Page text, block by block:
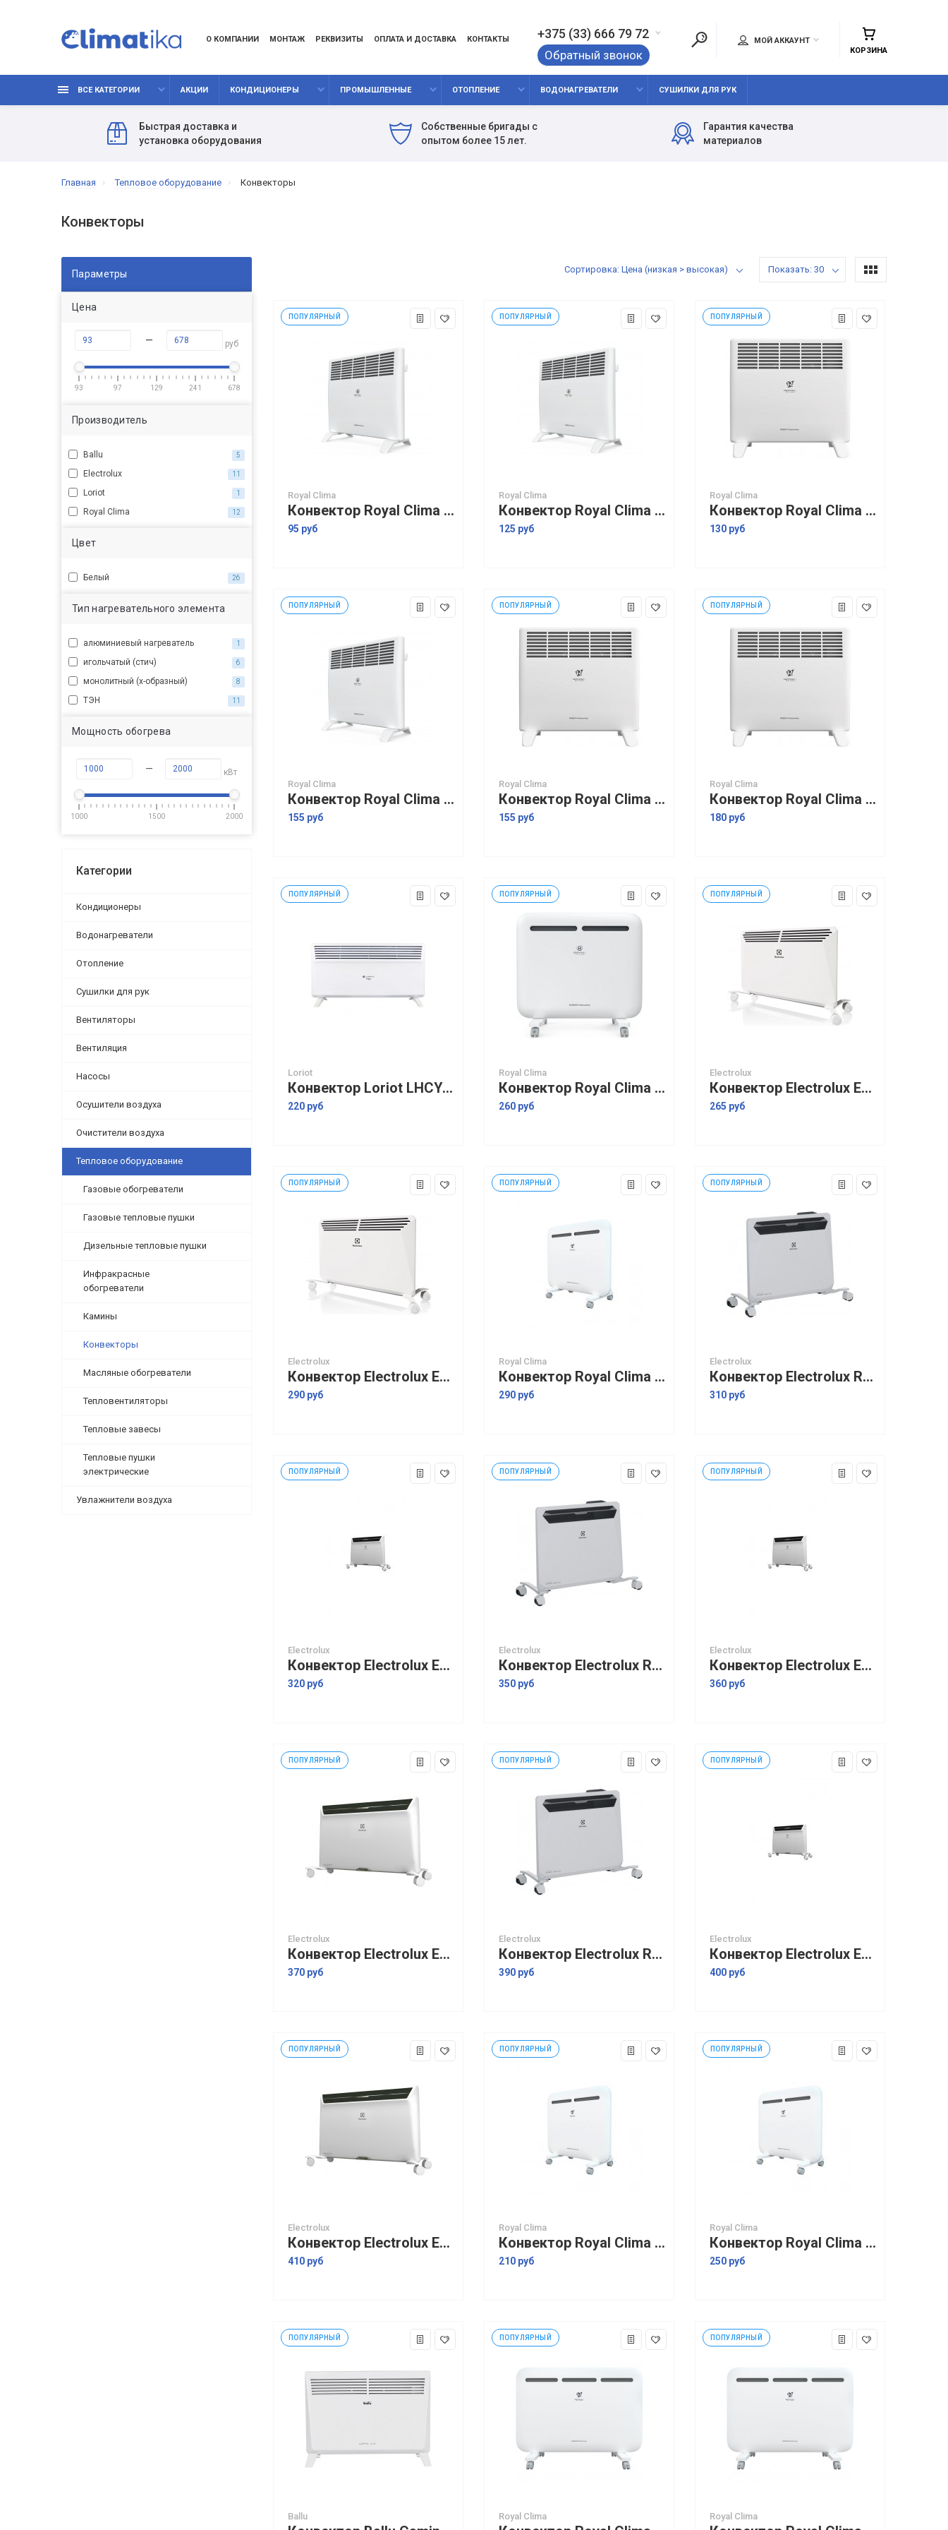
О КОМПАНИИ МОНТАЖ РЕКВИЗИТЫ ОПЛАТА И ДОСТАВКА КОНТАКТЫ +375 (33) 666 79 72
Обратный звонок
МОЙ АККАУНТ
КОРЗИНА
ВСЕ КАТЕГОРИИ АКЦИИ КОНДИЦИОНЕРЫ ПРОМЫШЛЕННЫЕ ОТОПЛЕНИЕ ВОДОНАГРЕВАТЕЛИ СУШИЛКИ ДЛЯ РУК
Быстрая доставка и
установка оборудования
Собственные бригады с
опытом более 15 лет.
Гарантия качества
материалов
Главная Тепловое оборудование Конвекторы
Конвекторы
Параметры
Цена
— руб
93 97 129 241 678
Производитель
Ballu 5
Electrolux 11
Loriot 1
Royal Clima 12
Цвет
Белый 26
Тип нагревательного элемента
алюминиевый нагреватель 1
игольчатый (стич) 6
монолитный (x-образный) 8
ТЭН 11
Мощность обогрева
— кВт
1000 1500 2000
Категории
Кондиционеры
Водонагреватели
Отопление
Сушилки для рук
Вентиляторы
Вентиляция
Насосы
Осушители воздуха
Очистители воздуха
Тепловое оборудование
Газовые обогреватели
Газовые тепловые пушки
Дизельные тепловые пушки
Инфракрасные
обогреватели
Камины
Конвекторы
Масляные обогреватели
Тепловентиляторы
Тепловые завесы
Тепловые пушки
электрические
Увлажнители воздуха
Сортировка: Цена (низкая > высокая) Показать: 30
ПОПУЛЯРНЫЙ
Royal Clima
Конвектор Royal Clima Ribera Econo REC-RE1000M
95 руб
ПОПУЛЯРНЫЙ
Royal Clima
Конвектор Royal Clima Ribera Econo REC-RE1500M
125 руб
ПОПУЛЯРНЫЙ
Royal Clima
Конвектор Royal Clima Ribera Meccanico REC-R1000M
130 руб
ПОПУЛЯРНЫЙ
Royal Clima
Конвектор Royal Clima Ribera Econo REC-RE2000M
155 руб
ПОПУЛЯРНЫЙ
Royal Clima
Конвектор Royal Clima Ribera Meccanico REC-R1500M
155 руб
ПОПУЛЯРНЫЙ
Royal Clima
Конвектор Royal Clima Ribera Meccanico REC-R2000M
180 руб
ПОПУЛЯРНЫЙ
Loriot
Конвектор Loriot LHCY-2000 M
220 руб
ПОПУЛЯРНЫЙ
Royal Clima
Конвектор Royal Clima Sorento Elettronico REC-S1000E
260 руб
ПОПУЛЯРНЫЙ
Electrolux
Конвектор Electrolux ECH/R-1000 M
265 руб
ПОПУЛЯРНЫЙ
Electrolux
Конвектор Electrolux ECH/R-1500 M
290 руб
ПОПУЛЯРНЫЙ
Royal Clima
Конвектор Royal Clima Sorento Meccanico REC-S2000M
290 руб
ПОПУЛЯРНЫЙ
Electrolux
Конвектор Electrolux Rapid ECH/R-1000 E
310 руб
ПОПУЛЯРНЫЙ
Electrolux
Конвектор Electrolux ECH/AG2-1000 EF
320 руб
ПОПУЛЯРНЫЙ
Electrolux
Конвектор Electrolux Rapid ECH/R-1500 E
350 руб
ПОПУЛЯРНЫЙ
Electrolux
Конвектор Electrolux ECH/AG2-1500 EF
360 руб
ПОПУЛЯРНЫЙ
Electrolux
Конвектор Electrolux ECH/AGI-1000
370 руб
ПОПУЛЯРНЫЙ
Electrolux
Конвектор Electrolux Rapid ECH/R-2000 E
390 руб
ПОПУЛЯРНЫЙ
Electrolux
Конвектор Electrolux ECH/AG2-2000 EF
400 руб
ПОПУЛЯРНЫЙ
Electrolux
Конвектор Electrolux ECH/AGI-1500
410 руб
ПОПУЛЯРНЫЙ
Royal Clima
Конвектор Royal Clima Sorento Meccanico REC-S1000M
210 руб
ПОПУЛЯРНЫЙ
Royal Clima
Конвектор Royal Clima Sorento Meccanico REC-S1500M
250 руб
ПОПУЛЯРНЫЙ
Ballu
ПОПУЛЯРНЫЙ
Royal Clima
ПОПУЛЯРНЫЙ
Royal Clima